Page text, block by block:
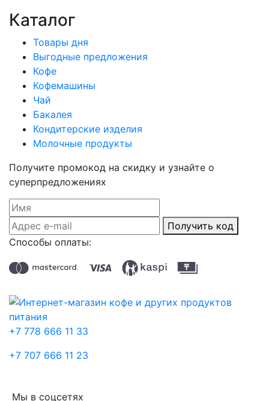
Каталог
Товары дня
Выгодные предложения
Кофе
Кофемашины
Чай
Бакалея
Кондитерские изделия
Молочные продукты
Получите промокод на скидку и узнайте о
суперпредложениях
Получить код
Способы оплаты:
+7 778 666 11 33
+7 707 666 11 23
Мы в соцсетях